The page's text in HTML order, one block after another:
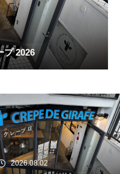
プ 2026
2026.08.02
Boutique Minami A
テナンス 2026